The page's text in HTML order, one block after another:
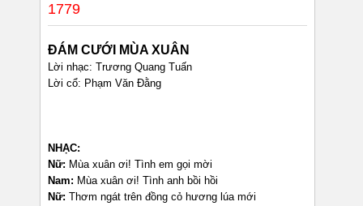
1779
ĐÁM CƯỚI MÙA XUÂN
Lời nhạc: Trương Quang Tuấn
Lời cổ: Phạm Văn Đằng
NHẠC:
Nữ: Mùa xuân ơi! Tình em gọi mời
Nam: Mùa xuân ơi! Tình anh bồi hồi
Nữ: Thơm ngát trên đồng cỏ hương lúa mới